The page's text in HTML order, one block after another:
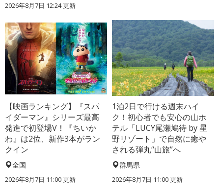
2026年8月7日 12:24更新
【映画ランキング】『スパ
イダーマン』シリーズ最高
発進で初登場V！『ちいか
わ』は2位、新作3本がラン
クイン
全国
2026年8月7日 11:00更新
1泊2日で行ける週末ハイ
ク！初心者でも安心の山ホ
テル「LUCY尾瀬鳩待 by 星
野リゾート」で自然に癒や
される弾丸“山旅”へ
群馬県
2026年8月7日 11:00更新